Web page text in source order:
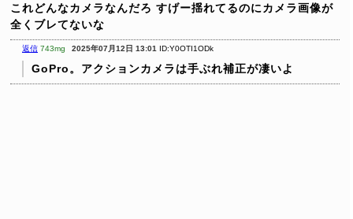
これどんなカメラなんだろ すげー揺れてるのにカメラ画像が
全くブレてないな
返信 743mg 2025年07月12日 13:01 ID:Y0OTI1ODk
GoPro。アクションカメラは手ぶれ補正が凄いよ